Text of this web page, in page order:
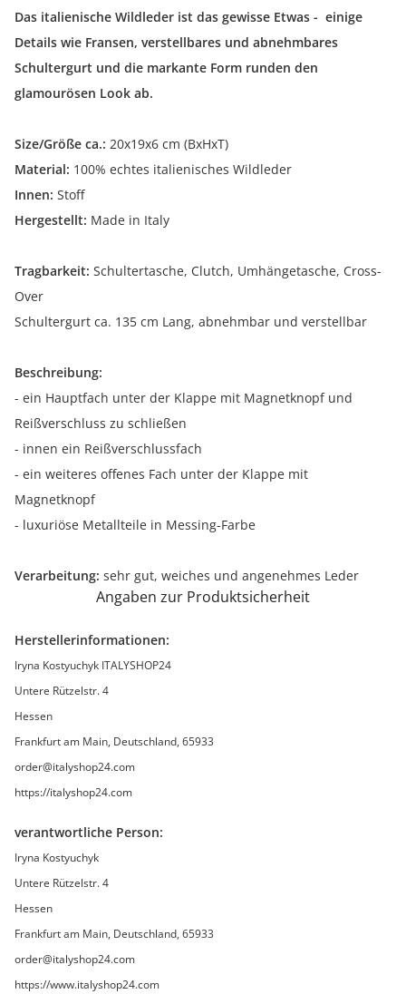
Das italienische Wildleder ist das gewisse Etwas - einige
Details wie Fransen, verstellbares und abnehmbares
Schultergurt und die markante Form runden den
glamourösen Look ab.
Size/Größe ca.: 20x19x6 cm (BxHxT)
Material: 100% echtes italienisches Wildleder
Innen: Stoff
Hergestellt: Made in Italy
Tragbarkeit: Schultertasche, Clutch, Umhängetasche, Cross-
Over
Schultergurt ca. 135 cm Lang, abnehmbar und verstellbar
Beschreibung:
- ein Hauptfach unter der Klappe mit Magnetknopf und
Reißverschluss zu schließen
- innen ein Reißverschlussfach
- ein weiteres offenes Fach unter der Klappe mit
Magnetknopf
- luxuriöse Metallteile in Messing-Farbe
Verarbeitung: sehr gut, weiches und angenehmes Leder
Angaben zur Produktsicherheit
Herstellerinformationen:
Iryna Kostyuchyk ITALYSHOP24
Untere Rützelstr. 4
Hessen
Frankfurt am Main, Deutschland, 65933
order@italyshop24.com
https://italyshop24.com
verantwortliche Person:
Iryna Kostyuchyk
Untere Rützelstr. 4
Hessen
Frankfurt am Main, Deutschland, 65933
order@italyshop24.com
https://www.italyshop24.com